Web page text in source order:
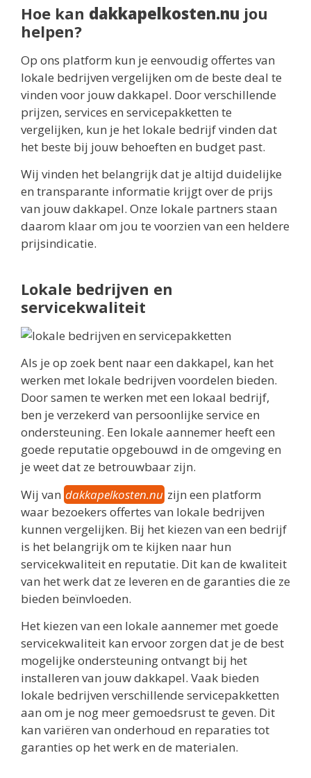
Hoe kan dakkapelkosten.nu jou
helpen?
Op ons platform kun je eenvoudig offertes van
lokale bedrijven vergelijken om de beste deal te
vinden voor jouw dakkapel. Door verschillende
prijzen, services en servicepakketten te
vergelijken, kun je het lokale bedrijf vinden dat
het beste bij jouw behoeften en budget past.
Wij vinden het belangrijk dat je altijd duidelijke
en transparante informatie krijgt over de prijs
van jouw dakkapel. Onze lokale partners staan
daarom klaar om jou te voorzien van een heldere
prijsindicatie.
Lokale bedrijven en
servicekwaliteit
Als je op zoek bent naar een dakkapel, kan het
werken met lokale bedrijven voordelen bieden.
Door samen te werken met een lokaal bedrijf,
ben je verzekerd van persoonlijke service en
ondersteuning. Een lokale aannemer heeft een
goede reputatie opgebouwd in de omgeving en
je weet dat ze betrouwbaar zijn.
Wij van dakkapelkosten.nu zijn een platform
waar bezoekers offertes van lokale bedrijven
kunnen vergelijken. Bij het kiezen van een bedrijf
is het belangrijk om te kijken naar hun
servicekwaliteit en reputatie. Dit kan de kwaliteit
van het werk dat ze leveren en de garanties die ze
bieden beïnvloeden.
Het kiezen van een lokale aannemer met goede
servicekwaliteit kan ervoor zorgen dat je de best
mogelijke ondersteuning ontvangt bij het
installeren van jouw dakkapel. Vaak bieden
lokale bedrijven verschillende servicepakketten
aan om je nog meer gemoedsrust te geven. Dit
kan variëren van onderhoud en reparaties tot
garanties op het werk en de materialen.